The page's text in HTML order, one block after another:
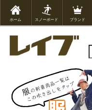
ホーム スノーボード ブランド